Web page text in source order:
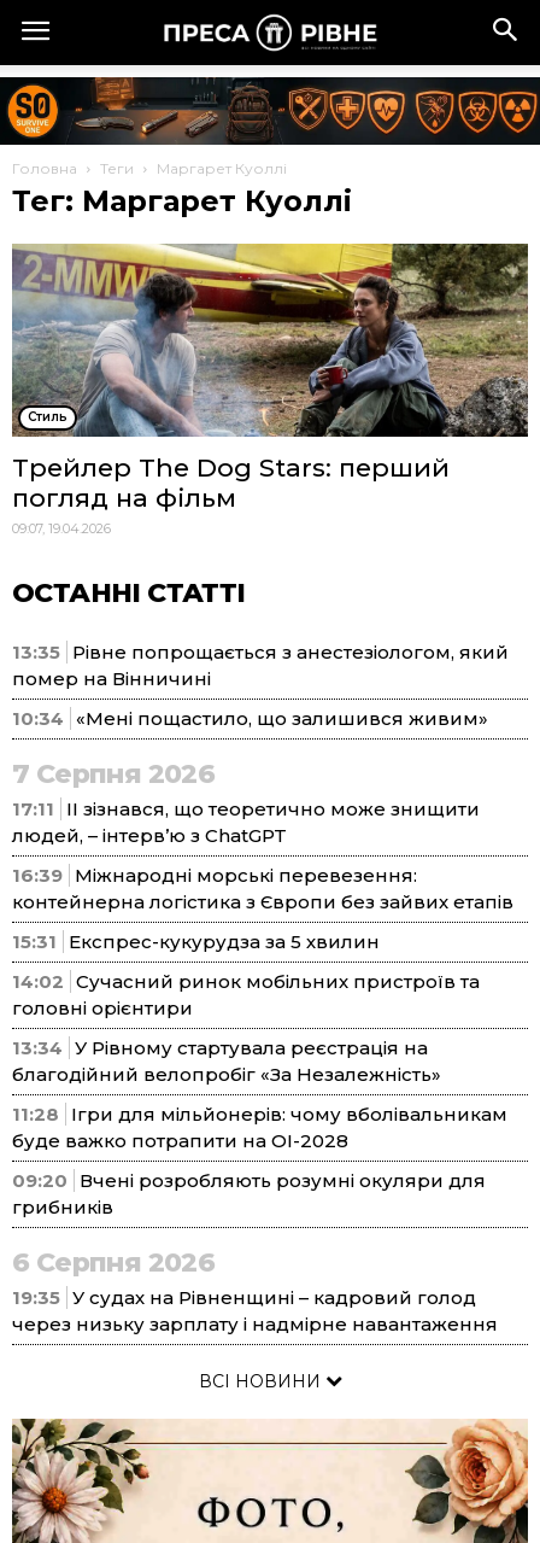
Головна Теги Маргарет Куоллі
Тег: Маргарет Куоллі
Стиль
Трейлер The Dog Stars: перший
погляд на фільм
09:07, 19.04.2026
ОСТАННІ СТАТТІ
13:35 Рівне попрощається з анестезіологом, який
помер на Вінничині
10:34
«Мені пощастило, що залишився живим»
7 Серпня 2026
17:11
ІІ зізнався, що теоретично може знищити
людей, – інтерв’ю з ChatGPT
16:39 Міжнародні морські перевезення:
контейнерна логістика з Європи без зайвих етапів
15:31
Експрес-кукурудза за 5 хвилин
14:02 Сучасний ринок мобільних пристроїв та
головні орієнтири
13:34 У Рівному стартувала реєстрація на
благодійний велопробіг «За Незалежність»
11:28
Ігри для мільйонерів: чому вболівальникам
буде важко потрапити на ОІ-2028
09:20
Вчені розробляють розумні окуляри для
грибників
6 Серпня 2026
19:35 У судах на Рівненщині – кадровий голод
через низьку зарплату і надмірне навантаження
ВСІ НОВИНИ